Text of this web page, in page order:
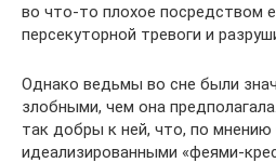
во что-то плохое посредством
персекуторной тревоги и
Однако ведьмы во сне были
злобными, чем она
так добры к ней, что, по
идеализированными «феями-